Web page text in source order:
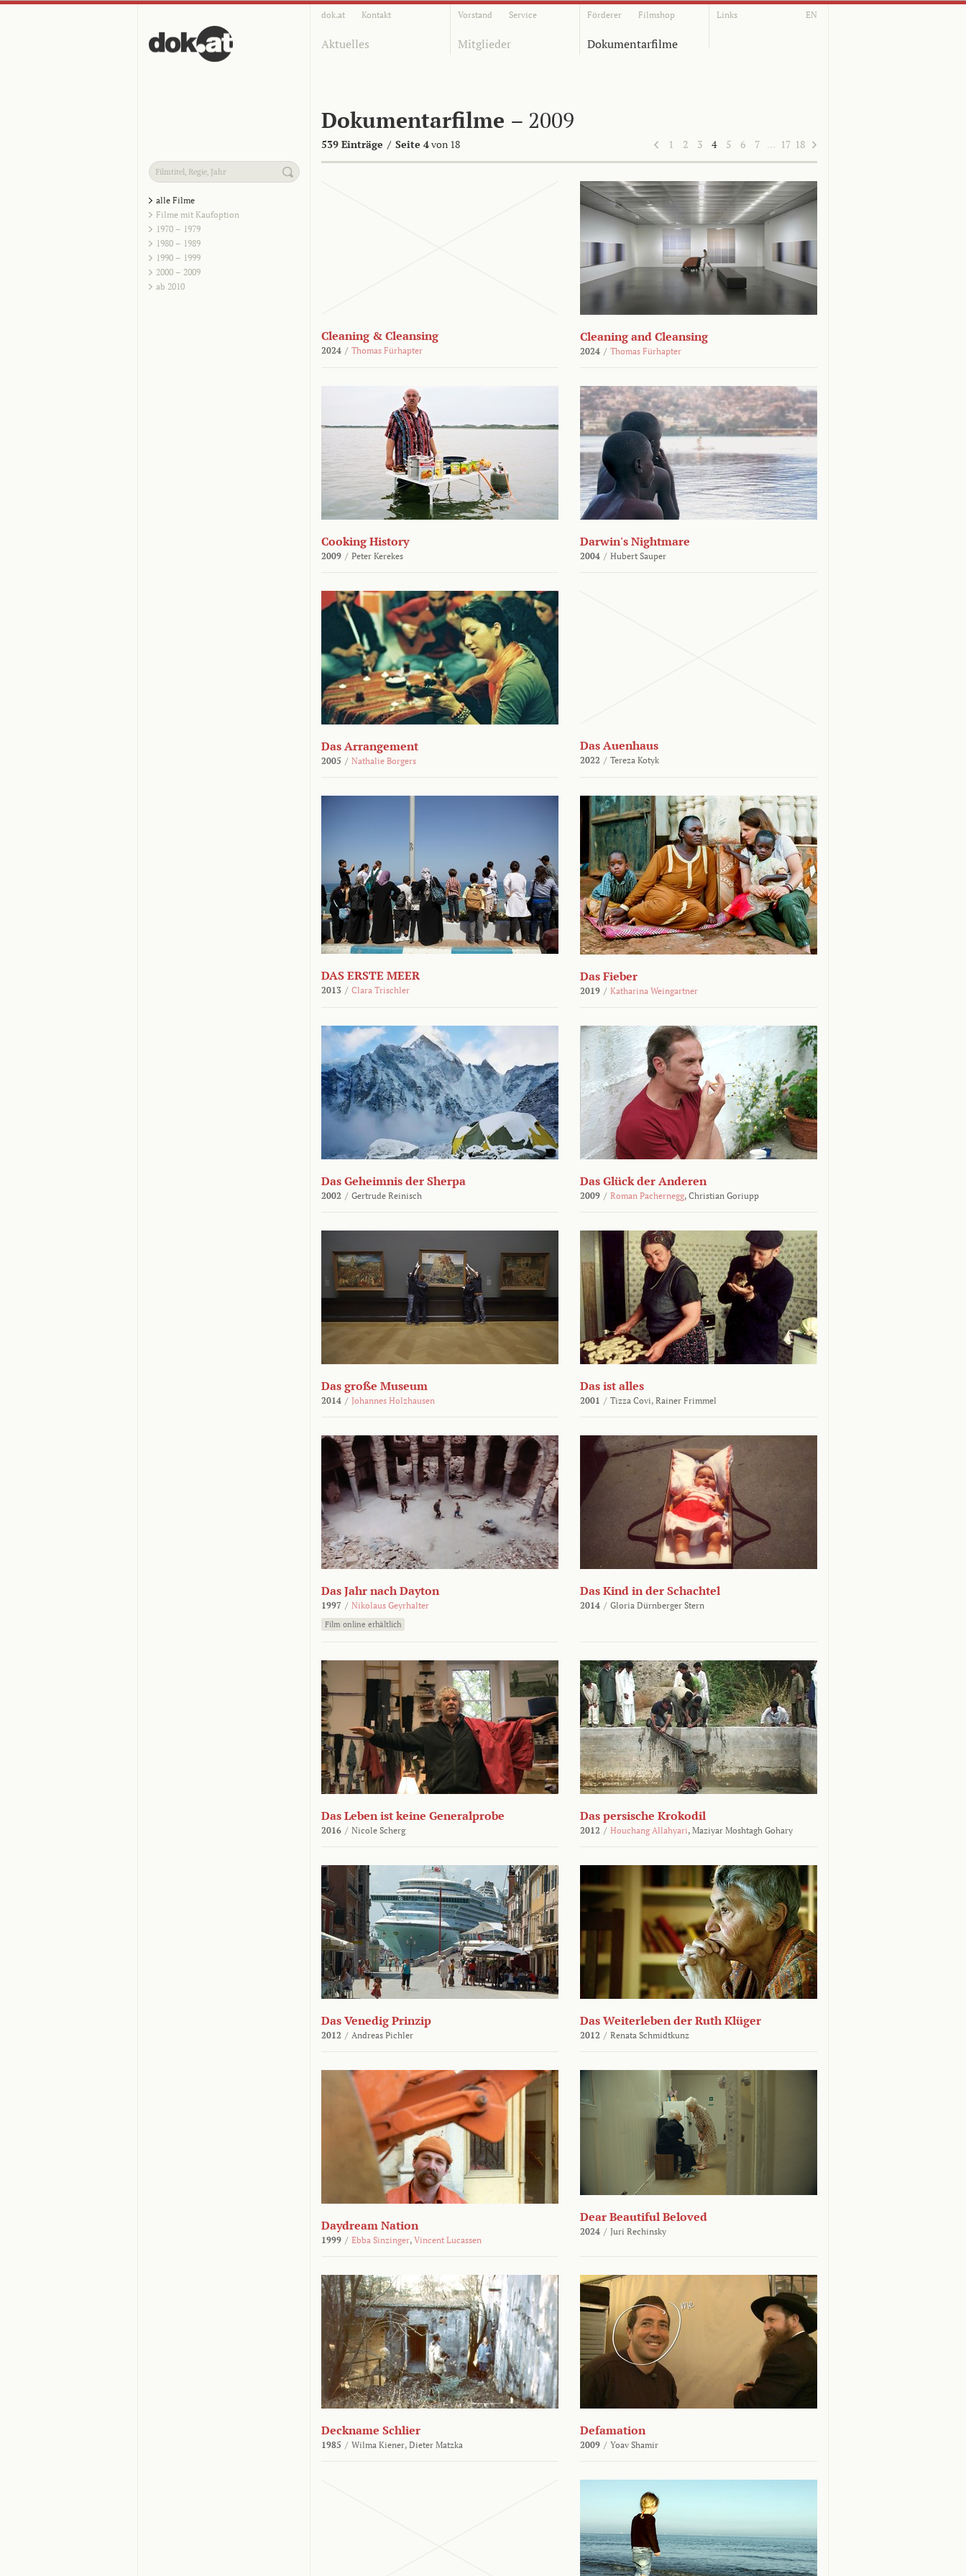
dok.at Kontakt Vorstand Service Förderer Filmshop Links EN
Aktuelles Mitglieder Dokumentarfilme
Dokumentarfilme – 2009
539 Einträge / Seite 4von 18 1 2 3 4 5 6 7 … 17 18
alle Filme
Filme mit Kaufoption
1970 – 1979
1980 – 1989
1990 – 1999
2000 – 2009
ab 2010
Cleaning & Cleansing
2024 / Thomas Fürhapter
Cleaning and Cleansing
2024 / Thomas Fürhapter
Cooking History
2009 / Peter Kerekes
Darwin's Nightmare
2004 / Hubert Sauper
Das Arrangement
2005 / Nathalie Borgers
Das Auenhaus
2022 / Tereza Kotyk
DAS ERSTE MEER
2013 / Clara Trischler
Das Fieber
2019 / Katharina Weingartner
Das Geheimnis der Sherpa
2002 / Gertrude Reinisch
Das Glück der Anderen
2009 / Roman Pachernegg, Christian Goriupp
Das große Museum
2014 / Johannes Holzhausen
Das ist alles
2001 / Tizza Covi, Rainer Frimmel
Das Jahr nach Dayton
1997 / Nikolaus Geyrhalter
Film online erhältlich
Das Kind in der Schachtel
2014 / Gloria Dürnberger Stern
Das Leben ist keine Generalprobe
2016 / Nicole Scherg
Das persische Krokodil
2012 / Houchang Allahyari, Maziyar Moshtagh Gohary
Das Venedig Prinzip
2012 / Andreas Pichler
Das Weiterleben der Ruth Klüger
2012 / Renata Schmidtkunz
Daydream Nation
1999 / Ebba Sinzinger, Vincent Lucassen
Dear Beautiful Beloved
2024 / Juri Rechinsky
Deckname Schlier
1985 / Wilma Kiener, Dieter Matzka
Defamation
2009 / Yoav Shamir